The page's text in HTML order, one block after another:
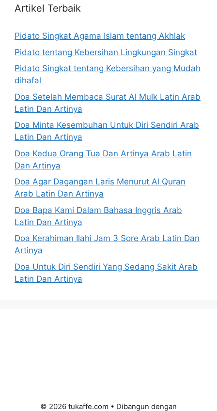
Artikel Terbaik
Pidato Singkat Agama Islam tentang Akhlak
Pidato tentang Kebersihan Lingkungan Singkat
Pidato Singkat tentang Kebersihan yang Mudah
dihafal
Doa Setelah Membaca Surat Al Mulk Latin Arab
Latin Dan Artinya
Doa Minta Kesembuhan Untuk Diri Sendiri Arab
Latin Dan Artinya
Doa Kedua Orang Tua Dan Artinya Arab Latin
Dan Artinya
Doa Agar Dagangan Laris Menurut Al Quran
Arab Latin Dan Artinya
Doa Bapa Kami Dalam Bahasa Inggris Arab
Latin Dan Artinya
Doa Kerahiman Ilahi Jam 3 Sore Arab Latin Dan
Artinya
Doa Untuk Diri Sendiri Yang Sedang Sakit Arab
Latin Dan Artinya
© 2026 tukaffe.com • Dibangun dengan